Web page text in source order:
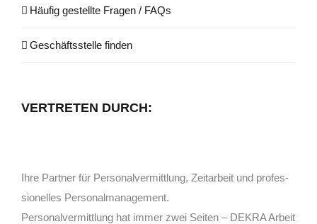
Häu­fig gestell­te Fra­gen / FAQs
Geschäfts­stel­le finden
VER­TRE­TEN DURCH:
Ihre Part­ner für Personal­vermittlung, Zeit­arbeit und pro­fes­
sio­nel­les Personalmanagement.
Per­so­nal­ver­mitt­lung hat immer zwei Sei­ten – DEKRA Arbeit